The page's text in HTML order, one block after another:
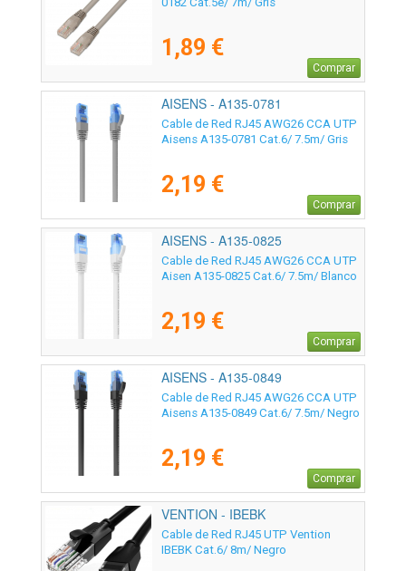
1,89 €
Comprar
AISENS - A135-0781
Cable de Red RJ45 AWG26 CCA UTP
Aisens A135-0781 Cat.6/ 7.5m/ Gris
2,19 €
Comprar
AISENS - A135-0825
Cable de Red RJ45 AWG26 CCA UTP
Aisen A135-0825 Cat.6/ 7.5m/ Blanco
2,19 €
Comprar
AISENS - A135-0849
Cable de Red RJ45 AWG26 CCA UTP
Aisens A135-0849 Cat.6/ 7.5m/ Negro
2,19 €
Comprar
VENTION - IBEBK
Cable de Red RJ45 UTP Vention
IBEBK Cat.6/ 8m/ Negro